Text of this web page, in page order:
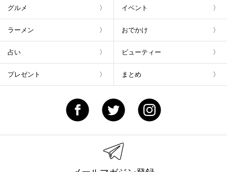
グルメ イベント
ラーメン おでかけ
占い ビューティー
プレゼント まとめ